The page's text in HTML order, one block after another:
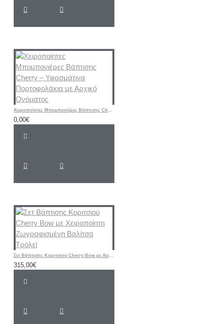
Χειροποίητες Μπομπονιέρες Βάπτισης Cherry – Υφασμάτινα Πορτοφολάκια με Αρχικό Ονόματος
0,00€
Σετ Βάπτισης Κοριτσιού Cherry Bow με Χειροποίητη Ζωγραφισμένη Βαλίτσα Τρόλεϊ
315,00€